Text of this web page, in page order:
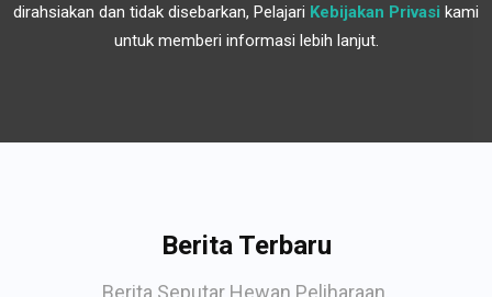
dirahsiakan dan tidak disebarkan, Pelajari Kebijakan Privasi kami
untuk memberi informasi lebih lanjut.
Berita Terbaru
Berita Seputar Hewan Peliharaan.